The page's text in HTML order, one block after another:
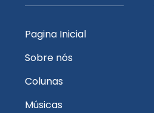
Pagina Inicial
Sobre nós
Colunas
Músicas